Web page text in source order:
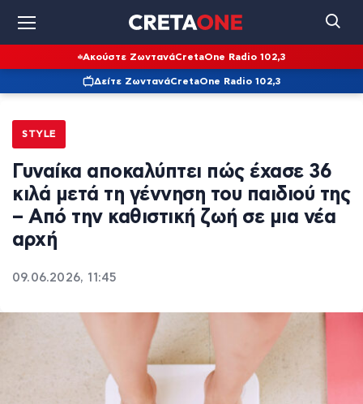
Ακούστε ΖωντανάCretaOne Radio 102,3
Δείτε ΖωντανάCretaOne Radio 102,3
STYLE
Γυναίκα αποκαλύπτει πώς έχασε 36
κιλά μετά τη γέννηση του παιδιού της
– Από την καθιστική ζωή σε μια νέα
αρχή
09.06.2026, 11:45